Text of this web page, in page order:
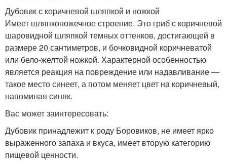
Дубовик с коричневой шляпкой и ножкой
Имеет шляпконожечное строение. Это гриб с коричневой
шаровидной шляпкой темных оттенков, достигающей в
размере 20 сантиметров, и бочковидной коричневатой
или бело-желтой ножкой. Характерной особенностью
является реакция на повреждение или надавливание —
такое место синеет, а потом меняет цвет на коричневый,
напоминая синяк.
Вас может заинтересовать:
Дубовик принадлежит к роду Боровиков, не имеет ярко
выраженного запаха и вкуса, имеет вторую категорию
пищевой ценности.